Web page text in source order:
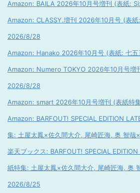
Amazon: BAILA 2026年10月号増刊 (表紙:
Amazon: CLASSY.増刊 2026年10月号 (表
2026/8/28
Amazon: Hanako 2026年10月号 (表紙: 七
Amazon: Numero TOKYO 2026年10月号増
2026/8/28
Amazon: smart 2026年10月号増刊 (表紙特
Amazon: BARFOUT! SPECIAL EDITION
集: 土屋太鳳×佐久間大介, 尾崎匠海, 奥 智
楽天ブックス: BARFOUT! SPECIAL
紙特集: 土屋太鳳×佐久間大介, 尾崎匠海, 奥
2026/8/25